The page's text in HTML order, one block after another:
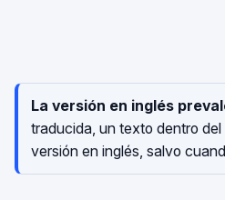
La versión en inglés
traducida, un texto dentro
versión en inglés, salvo